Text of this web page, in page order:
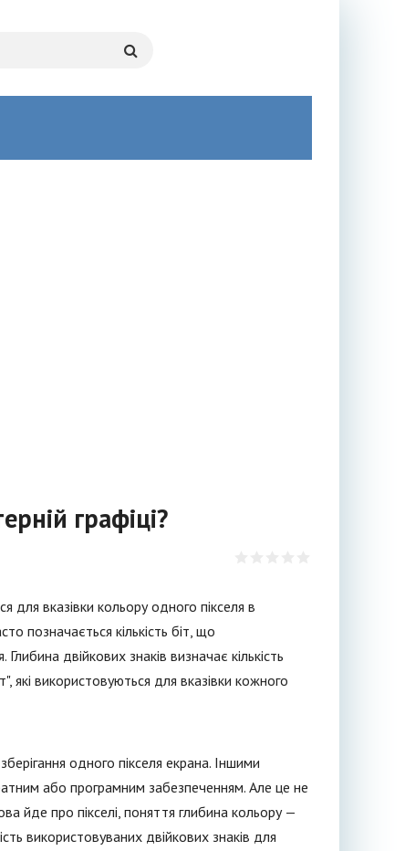
графіці?
для вказівки кольору одного пікселя в
позначається кількість біт, що
двійкових знаків визначає кількість
які використовуються для вказівки кожного
одного пікселя екрана. Іншими
або програмним забезпеченням. Але це не
йде про пікселі, поняття глибина кольору —
використовуваних двійкових знаків для